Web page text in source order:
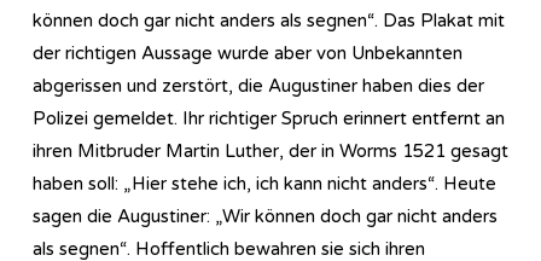
können doch gar nicht anders als segnen“. Das Plakat mit
der richtigen Aussage wurde aber von Unbekannten
abgerissen und zerstört, die Augustiner haben dies der
Polizei gemeldet. Ihr richtiger Spruch erinnert entfernt an
ihren Mitbruder Martin Luther, der in Worms 1521 gesagt
haben soll: „Hier stehe ich, ich kann nicht anders“. Heute
sagen die Augustiner: „Wir können doch gar nicht anders
als segnen“. Hoffentlich bewahren sie sich ihren